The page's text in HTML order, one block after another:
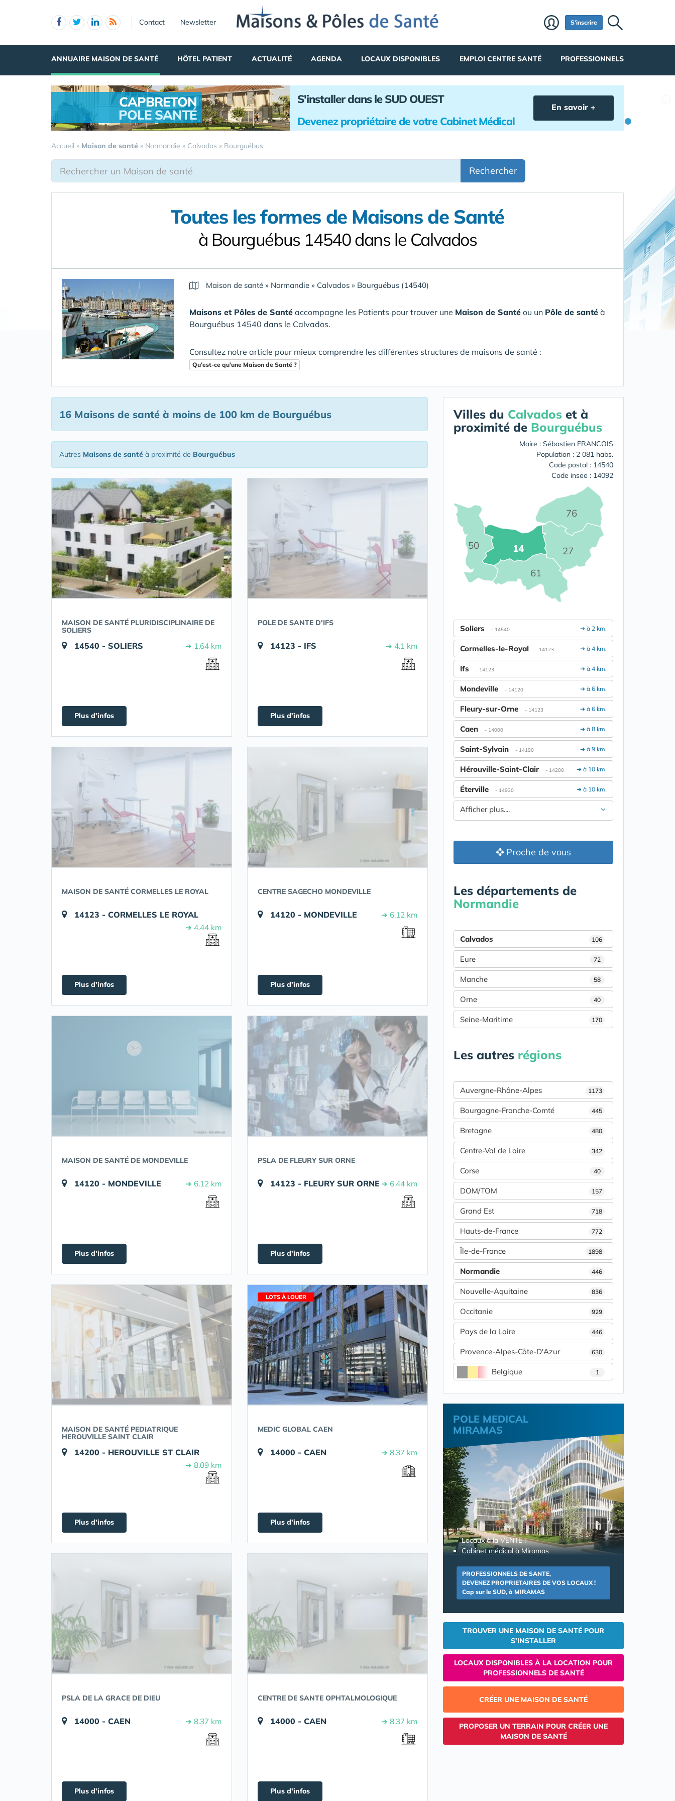
Contact Newsletter S'inscrire
ANNUAIRE MAISON DE SANTÉ HÔTEL PATIENT ACTUALITÉ AGENDA LOCAUX DISPONIBLES EMPLOI CENTRE SANTÉ PROFESSIONNELS
CAPBRETON
POLE SANTÉ
S'installer dans le SUD OUEST
Devenez propriétaire de votre Cabinet Médical
En savoir +
Accueil » Maison de santé » Normandie » Calvados » Bourguébus
Rechercher
Toutes les formes de Maisons de Santé
à Bourguébus 14540 dans le Calvados
Maison de santé » Normandie » Calvados » Bourguébus (14540)
Maisons et Pôles de Santé accompagne les Patients pour trouver une Maison de Santé ou un Pôle de santé à
Bourguébus 14540 dans le Calvados.
Consultez notre article pour mieux comprendre les différentes structures de maisons de santé :
Qu'est-ce qu'une Maison de Santé ?
16 Maisons de santé à moins de 100 km de Bourguébus
Autres Maisons de santé à proximité de Bourguébus
MAISON DE SANTÉ PLURIDISCIPLINAIRE DE
SOLIERS
14540 - SOLIERS ➔ 1.64 km
Plus d'infos
POLE DE SANTE D'IFS
14123 - IFS ➔ 4.1 km
Plus d'infos
MAISON DE SANTÉ CORMELLES LE ROYAL
14123 - CORMELLES LE ROYAL
➔ 4.44 km
Plus d'infos
CENTRE SAGECHO MONDEVILLE
14120 - MONDEVILLE ➔ 6.12 km
Plus d'infos
MAISON DE SANTÉ DE MONDEVILLE
14120 - MONDEVILLE ➔ 6.12 km
Plus d'infos
PSLA DE FLEURY SUR ORNE
14123 - FLEURY SUR ORNE ➔ 6.44 km
Plus d'infos
MAISON DE SANTÉ PEDIATRIQUE
HEROUVILLE SAINT CLAIR
14200 - HEROUVILLE ST CLAIR
➔ 8.09 km
Plus d'infos
LOTS À LOUER
MEDIC GLOBAL CAEN
14000 - CAEN ➔ 8.37 km
Plus d'infos
PSLA DE LA GRACE DE DIEU
14000 - CAEN ➔ 8.37 km
Plus d'infos
CENTRE DE SANTE OPHTALMOLOGIQUE
14000 - CAEN ➔ 8.37 km
Plus d'infos
Villes du Calvados et à
proximité de Bourguébus
Maire : Sébastien FRANCOIS
Population : 2 081 habs.
Code postal : 14540
Code insee : 14092
14 27
50
61
76
➔ à 2 km.
Soliers - 14540
➔ à 4 km.
Cormelles-le-Royal - 14123
➔ à 4 km.
Ifs - 14123
➔ à 6 km.
Mondeville - 14120
➔ à 6 km.
Fleury-sur-Orne - 14123
➔ à 8 km.
Caen - 14000
➔ à 9 km.
Saint-Sylvain - 14190
➔ à 10 km.
Hérouville-Saint-Clair - 14200
➔ à 10 km.
Éterville - 14930
Afficher plus....
Proche de vous
Les départements de
Normandie
Calvados 106
Eure 72
Manche 58
Orne 40
Seine-Maritime 170
Les autres régions
Auvergne-Rhône-Alpes 1173
Bourgogne-Franche-Comté 445
Bretagne 480
Centre-Val de Loire 342
Corse 40
DOM/TOM 157
Grand Est 718
Hauts-de-France 772
Île-de-France 1898
Normandie 446
Nouvelle-Aquitaine 836
Occitanie 929
Pays de la Loire 446
Provence-Alpes-Côte-D'Azur 630
Belgique 1
POLE MEDICAL
MIRAMAS
Locaux à la VENTE :
Cabinet médical à Miramas
PROFESSIONNELS DE SANTE,
DEVENEZ PROPRIETAIRES DE VOS LOCAUX !
Cap sur le SUD, à MIRAMAS
TROUVER UNE MAISON DE SANTÉ POUR
S'INSTALLER
LOCAUX DISPONIBLES À LA LOCATION POUR
PROFESSIONNELS DE SANTÉ
CRÉER UNE MAISON DE SANTÉ
PROPOSER UN TERRAIN POUR CRÉER UNE
MAISON DE SANTÉ